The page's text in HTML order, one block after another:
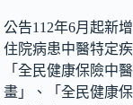
公告112年6月起新
住院病患中醫特定
「全民健康保險中
畫」、「全民健康